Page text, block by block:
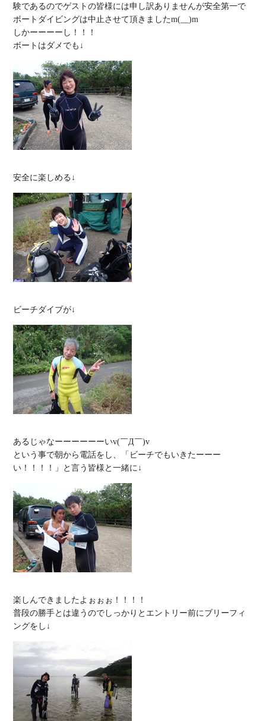
験であるのでゲストの皆様には申し訳ありませんが安全第一で
ボートダイビングは中止させて頂きましたm(__)m
しかーーーーし！！！
あるじゃなーーーーーーいv(￣Д￣)v
という事で朝から電話をし、「ビーチでもいきたーーー
楽しんできましたよぉぉぉ！！！！
普段の勝手とは違うのでしっかりとエントリー前にブリーフィ